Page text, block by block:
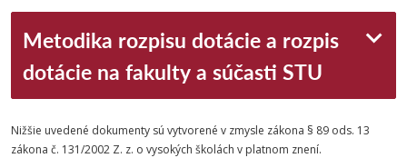
Metodika rozpisu dotácie a rozpis
dotácie na fakulty a súčasti STU
Nižšie uvedené dokumenty sú vytvorené v zmysle zákona § 89 ods. 13
zákona č. 131/2002 Z. z. o vysokých školách v platnom znení.